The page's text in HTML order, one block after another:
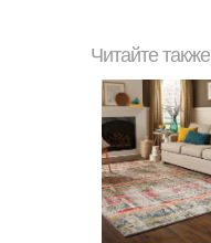
Читайте также